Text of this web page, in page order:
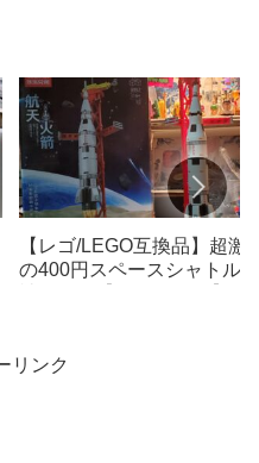
【レゴ/LEGO互換品】超激
の400円スペースシャトルが
リンク